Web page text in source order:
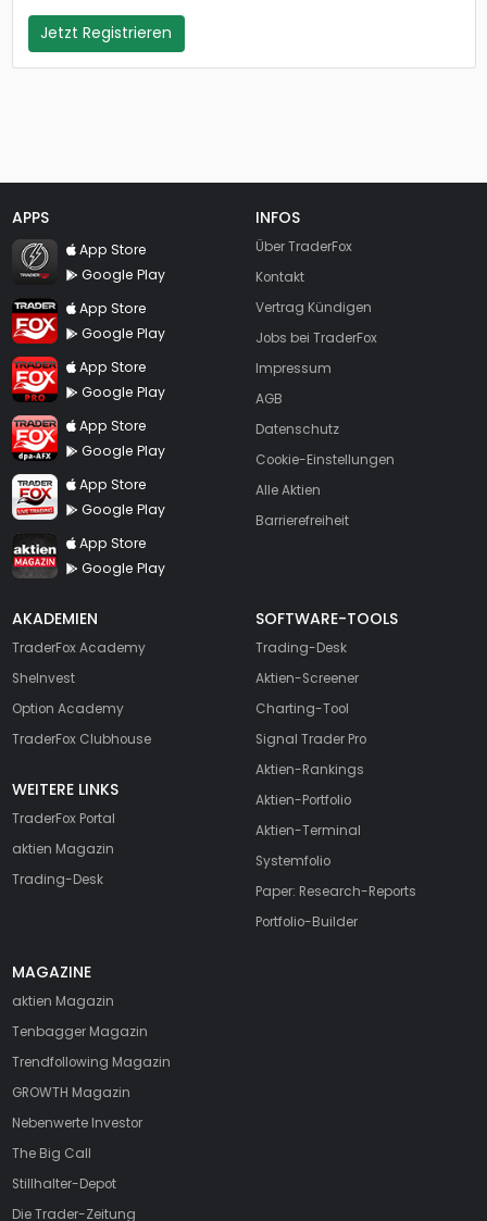
Jetzt Registrieren
APPS
TraderFox Flash
App Store
Google Play
TraderFox App
App Store
Google Play
TraderFox Pro
App Store
Google Play
TraderFox dpa-AFX ProFeed
App Store
Google Play
TraderFox Live Trading
App Store
Google Play
TraderFox aktien Magazin
App Store
Google Play
INFOS
Über TraderFox
Kontakt
Vertrag Kündigen
Jobs bei TraderFox
Impressum
AGB
Datenschutz
Cookie-Einstellungen
Alle Aktien
Barrierefreiheit
AKADEMIEN
TraderFox Academy
SheInvest
Option Academy
TraderFox Clubhouse
WEITERE LINKS
TraderFox Portal
aktien Magazin
Trading-Desk
SOFTWARE-TOOLS
Trading-Desk
Aktien-Screener
Charting-Tool
Signal Trader Pro
Aktien-Rankings
Aktien-Portfolio
Aktien-Terminal
Systemfolio
Paper: Research-Reports
Portfolio-Builder
MAGAZINE
aktien Magazin
Tenbagger Magazin
Trendfollowing Magazin
GROWTH Magazin
Nebenwerte Investor
The Big Call
Stillhalter-Depot
Die Trader-Zeitung